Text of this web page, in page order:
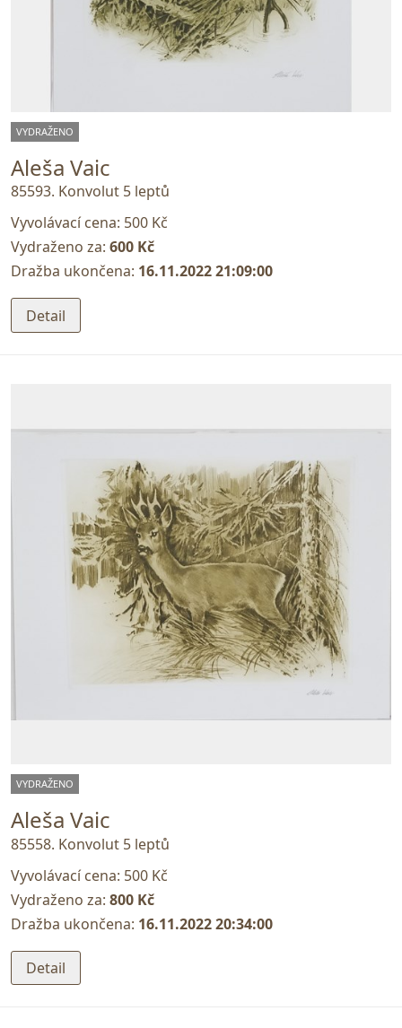
VYDRAŽENO
Aleša Vaic
85593. Konvolut 5 leptů
Vyvolávací cena: 500 Kč
Vydraženo za: 600 Kč
Dražba ukončena: 16.11.2022 21:09:00
Detail
VYDRAŽENO
Aleša Vaic
85558. Konvolut 5 leptů
Vyvolávací cena: 500 Kč
Vydraženo za: 800 Kč
Dražba ukončena: 16.11.2022 20:34:00
Detail